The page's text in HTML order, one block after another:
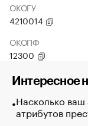
ОКОГУ
4210014
ОКОПФ
12300
Интересное
Насколько ваш
атрибутов